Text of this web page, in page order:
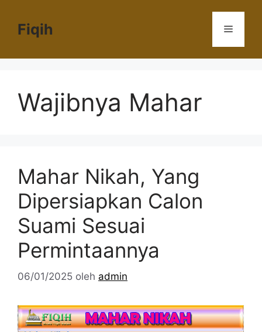
Fiqih Menu
Wajibnya Mahar
Mahar Nikah, Yang
Dipersiapkan Calon
Suami Sesuai
Permintaannya
06/01/2025 oleh admin